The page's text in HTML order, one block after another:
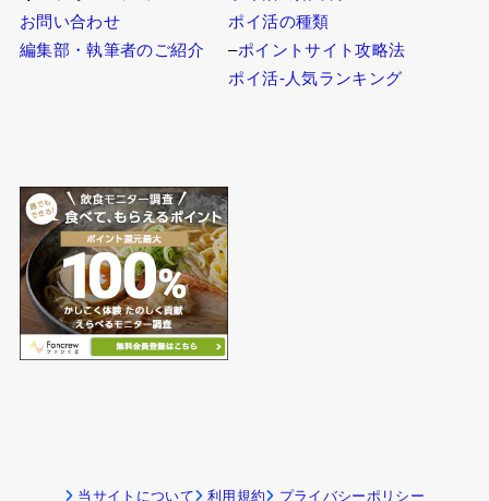
–
収益額から探す
–目的から探す
–職業から探す
–ランキングから探す
インフォメーション
お問い合わせ
編集部・執筆者のご紹介
–不動産投資
株式投資・FX
–スキルシェア